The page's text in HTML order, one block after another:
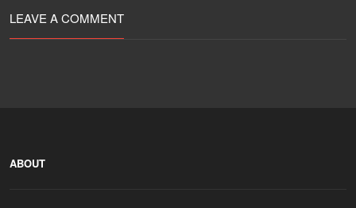
LEAVE A COMMENT
ABOUT